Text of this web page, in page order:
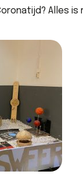
Alles